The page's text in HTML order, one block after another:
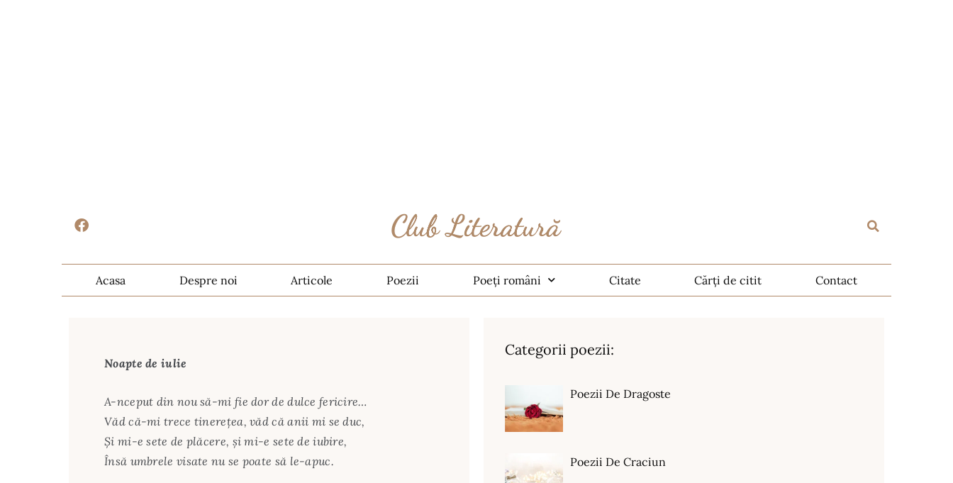
Acasa Despre noi Articole Poezii Poeți români Citate Cărți de citit Contact
Noapte de iulie
A-nceput din nou să-mi fie dor de dulce fericire…
Văd că-mi trece tinerețea, văd că anii mi se duc,
Și mi-e sete de plăcere, și mi-e sete de iubire,
Însă umbrele visate nu se poate să le-apuc.
Categorii poezii:
Poezii De Dragoste
Poezii De Craciun